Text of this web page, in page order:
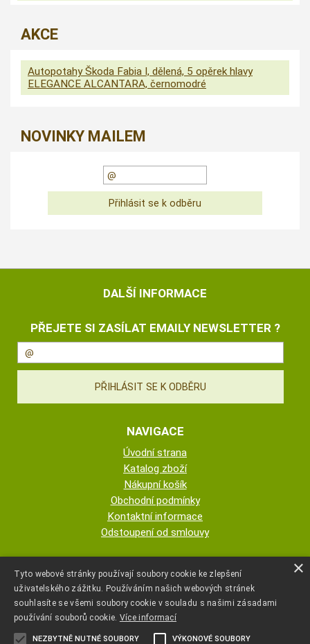
AKCE
Autopotahy Škoda Fabia I, dělená, 5 opěrek hlavy
ELEGANCE ALCANTARA, černomodré
NOVINKY MAILEM
DALŠÍ INFORMACE
PŘEJETE SI ZASÍLAT EMAILY NEWSLETTER ?
NAVIGACE
Úvodní strana
Katalog zboží
Nákupní košík
Obchodní podmínky
Kontaktní informace
Odstoupení od smlouvy
AUTOPOTAHY NOVOTNÝ - KRISTA
NOVOTNÁ
×
Tyto webové stránky používají soubory cookie ke zlepšení
uživatelského zážitku. Používáním našich webových stránek
souhlasíte se všemi soubory cookie v souladu s našimi zásadami
používání souborů cookie. Více informací
NEZBYTNĚ NUTNÉ SOUBORY VÝKONOVÉ SOUBORY